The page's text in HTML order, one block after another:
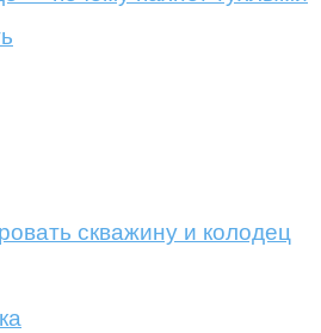
скважину и колодец